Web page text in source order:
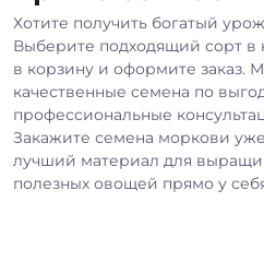
Хотите получить богатый
Выберите подходящий сорт в
в корзину и оформите заказ.
качественные семена по
профессиональные
Закажите семена моркови
лучший материал для
полезных овощей прямо у